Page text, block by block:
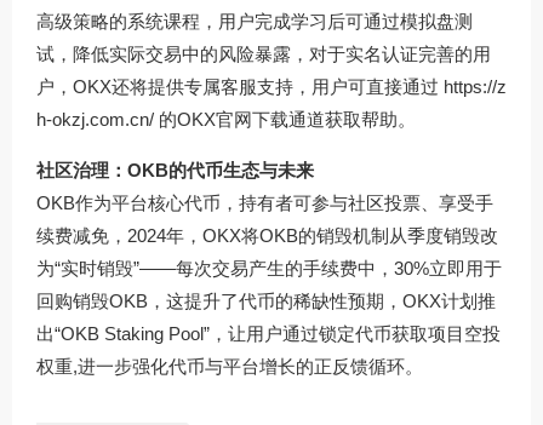
高级策略的系统课程，用户完成学习后可通过模拟盘测
试，降低实际交易中的风险暴露，对于实名认证完善的用
户，OKX还将提供专属客服支持，用户可直接通过 https://z
h-okzj.com.cn/ 的OKX官网下载通道获取帮助。
社区治理：OKB的代币生态与未来
OKB作为平台核心代币，持有者可参与社区投票、享受手
续费减免，2024年，OKX将OKB的销毁机制从季度销毁改
为“实时销毁”——每次交易产生的手续费中，30%立即用于
回购销毁OKB，这提升了代币的稀缺性预期，OKX计划推
出“OKB Staking Pool”，让用户通过锁定代币获取项目空投
权重,进一步强化代币与平台增长的正反馈循环。